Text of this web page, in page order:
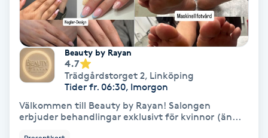
LPG
LPG-behandling
LPG-massage
Luggklippning
Beauty by Rayan
4.7
Trädgårdstorget 2, Linköping
Tider fr. 06:30, Imorgon
Välkommen till Beauty by Rayan! Salongen
erbjuder behandlingar exklusivt för kvinnor (än...